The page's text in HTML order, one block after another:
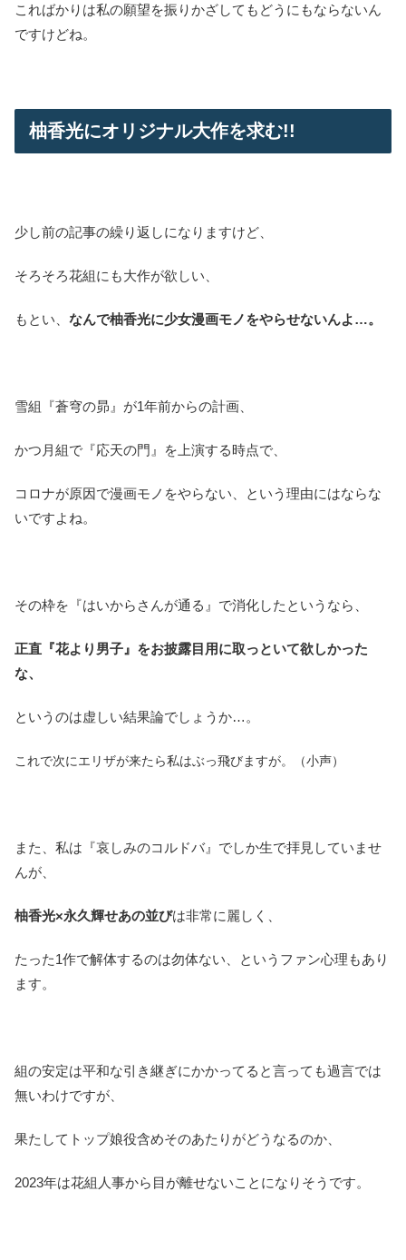
こればかりは私の願望を振りかざしてもどうにもならないん
ですけどね。
柚香光にオリジナル大作を求む!!
少し前の記事の繰り返しになりますけど、
そろそろ花組にも大作が欲しい、
もとい、 なんで柚香光に少女漫画モノをやらせないんよ…。
雪組『蒼穹の昴』が1年前からの計画、
かつ月組で『応天の門』を上演する時点で、
コロナが原因で漫画モノをやらない、という理由にはならな
いですよね。
その枠を『はいからさんが通る』で消化したというなら、
正直『花より男子』をお披露目用に取っといて欲しかった
な、
というのは虚しい結果論でしょうか…。
これで次にエリザが来たら私はぶっ飛びますが。（小声）
また、私は『哀しみのコルドバ』でしか生で拝見していませ
んが、
柚香光×永久輝せあの並びは非常に麗しく、
たった1作で解体するのは勿体ない、というファン心理もあり
ます。
組の安定は平和な引き継ぎにかかってると言っても過言では
無いわけですが、
果たしてトップ娘役含めそのあたりがどうなるのか、
2023年は花組人事から目が離せないことになりそうです。